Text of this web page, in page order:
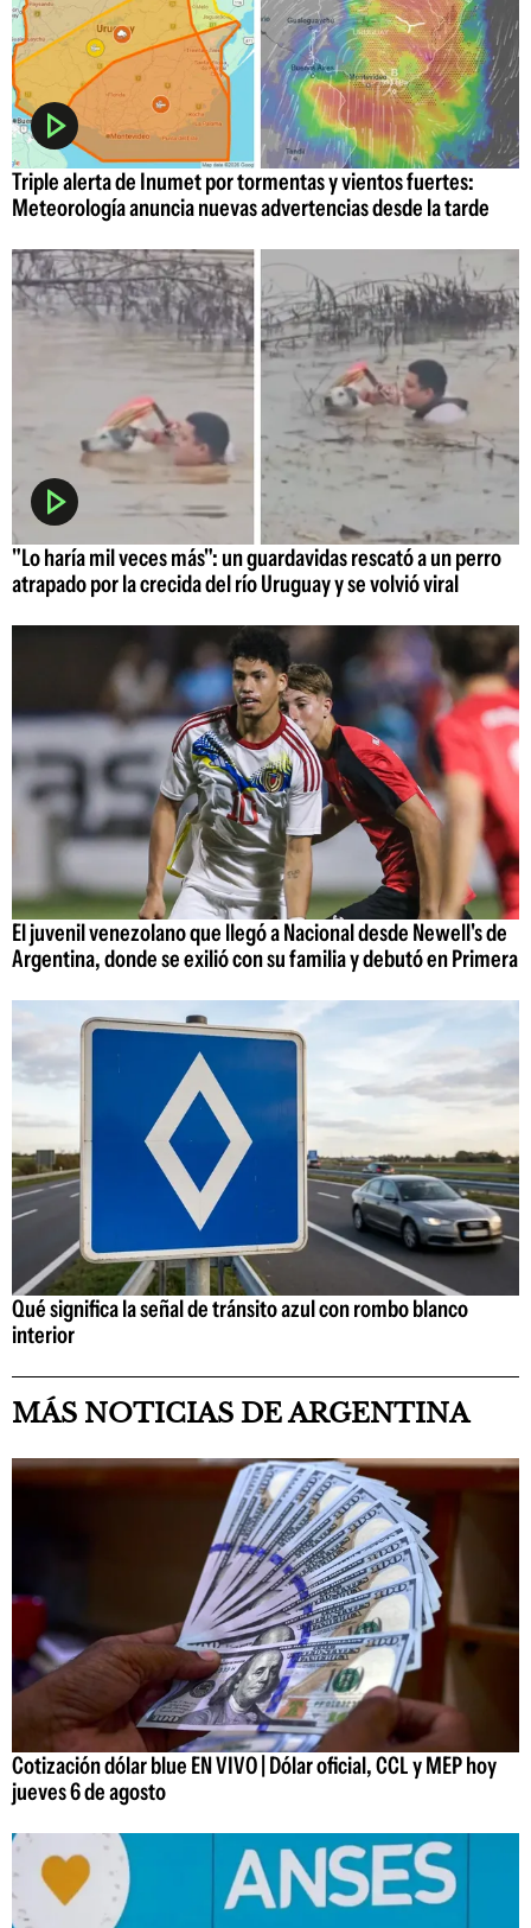
Triple alerta de Inumet por tormentas y vientos fuertes:
Meteorología anuncia nuevas advertencias desde la tarde
"Lo haría mil veces más": un guardavidas rescató a un perro
atrapado por la crecida del río Uruguay y se volvió viral
El juvenil venezolano que llegó a Nacional desde Newell's de
Argentina, donde se exilió con su familia y debutó en Primera
Qué significa la señal de tránsito azul con rombo blanco
interior
MÁS NOTICIAS DE ARGENTINA
Cotización dólar blue EN VIVO | Dólar oficial, CCL y MEP hoy
jueves 6 de agosto